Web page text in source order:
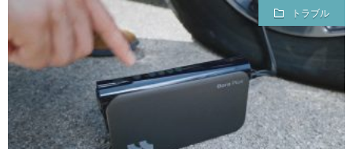
トラブル